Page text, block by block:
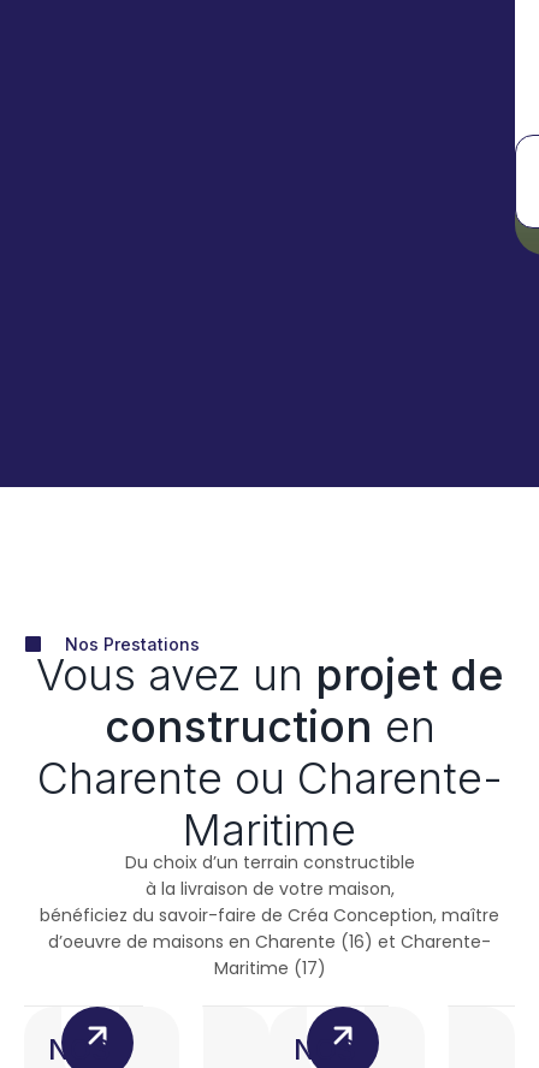
Du choix d’un terrain constructible
à la livraison de votre maison,
bénéficiez du savoir-faire de Créa Conception, maître
d’oeuvre de maisons en Charente (16) et Charente-
Maritime (17)
Nos Prestations
Vous avez un projet de
construction en
Charente ou Charente-
Maritime
NOS
NOS